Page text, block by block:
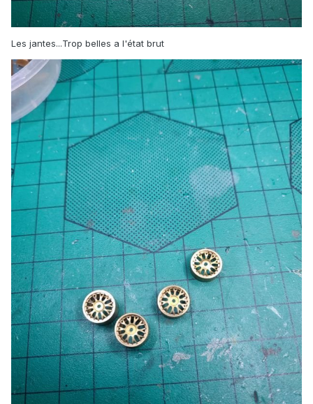
Les jantes...Trop belles a l'état brut